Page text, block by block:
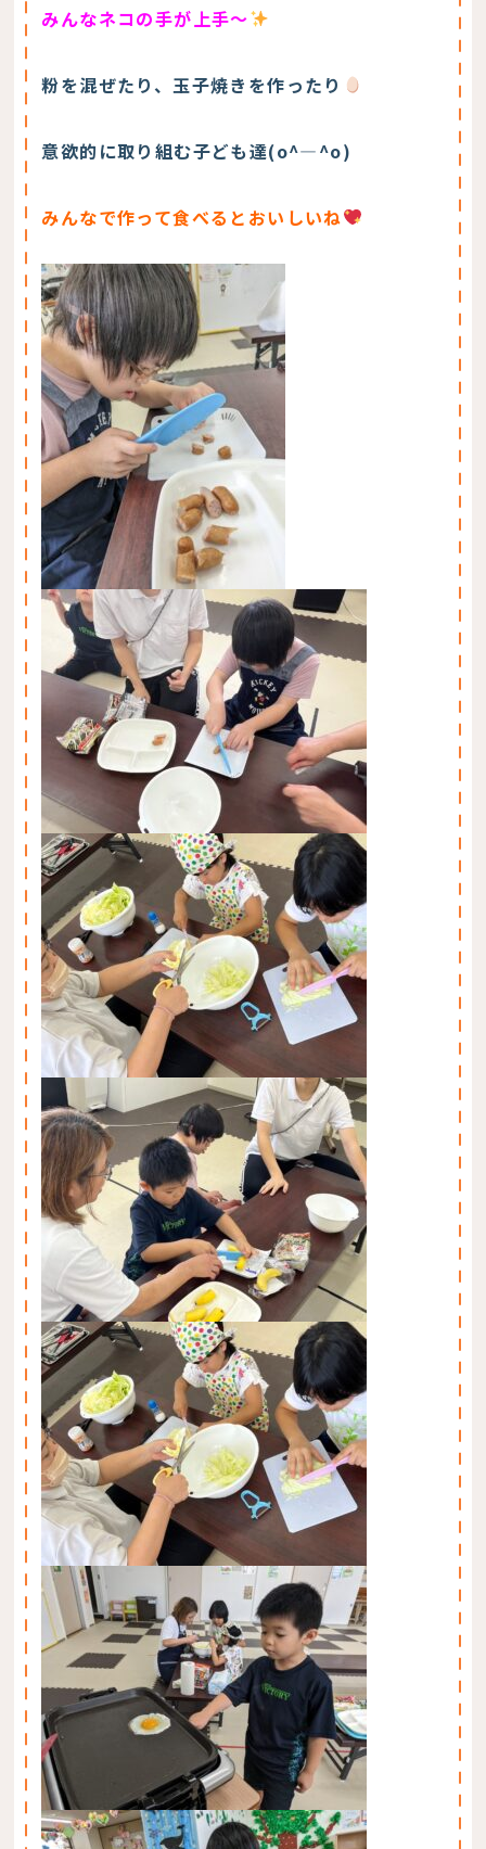
みんなネコの手が上手～
粉を混ぜたり、玉子焼きを作ったり
意欲的に取り組む子ども達(o^―^o)
みんなで作って食べるとおいしいね